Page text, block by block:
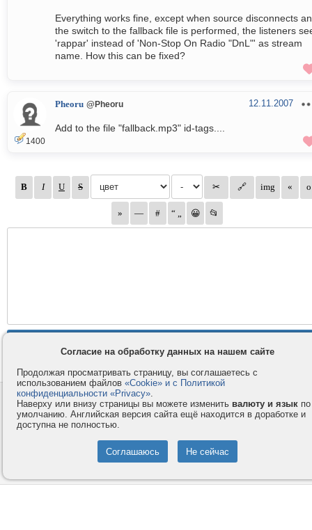
Everything works fine, except when source disconnects
the switch to the fallback file is performed, the listeners
'rappar' instead of 'Non-Stop On Radio "DnL"' as stream
name. How this can be fixed?
1400
Pheoru @Pheoru 12.11.2007
Add to the file "fallback.mp3" id-tags....
Контакты
Компания
Privacy и Cookie
Правила и условия
Форумы
Согласие на обработку данных на нашем сайте
Продолжая просматривать страницу, вы соглашаетесь с
использованием файлов «Cookie» и с Политикой
конфиденциальности «Privacy».
Наверху или внизу страницы вы можете изменить валюту и язык по
умолчанию. Английская версия сайта ещё находится в доработке и
доступна не полностью.